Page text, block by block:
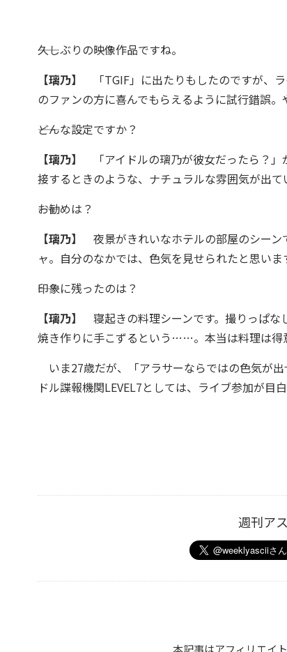
――久しぶりの映像作品ですね。
【璃乃】
「TGIF」に出たりもしたのですが、
のファンの方に喜んでもらえるように試行錯誤。
――どんな設定ですか？
【璃乃】
「アイドルの璃乃が彼女だったら？」
接するときのような、ナチュラルな雰囲気が出て
――お勧めは？
【璃乃】
夜景がきれいなホテルの部屋のシーン
ャ。自分のなかでは、色気を見せられたと思いま
――印象に残ったのは？
【璃乃】
寝起きの料理シーンです。撮りっぱ
焼き作りに手こずるという……。本当は料理は得
いま27歳だが、「アラサーならではの色気が
ドル諜報機関LEVEL7としては、ライブ参加が目
週刊ア
本記事はアフィリエイ